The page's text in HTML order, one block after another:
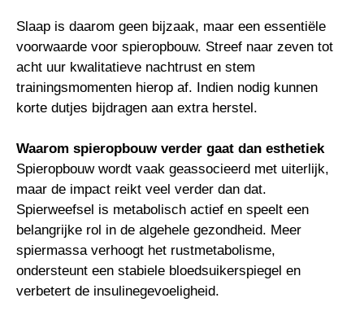
Slaap is daarom geen bijzaak, maar een essentiële
voorwaarde voor spieropbouw. Streef naar zeven tot
acht uur kwalitatieve nachtrust en stem
trainingsmomenten hierop af. Indien nodig kunnen
korte dutjes bijdragen aan extra herstel.
Waarom spieropbouw verder gaat dan esthetiek
Spieropbouw wordt vaak geassocieerd met uiterlijk,
maar de impact reikt veel verder dan dat.
Spierweefsel is metabolisch actief en speelt een
belangrijke rol in de algehele gezondheid. Meer
spiermassa verhoogt het rustmetabolisme,
ondersteunt een stabiele bloedsuikerspiegel en
verbetert de insulinegevoeligheid.